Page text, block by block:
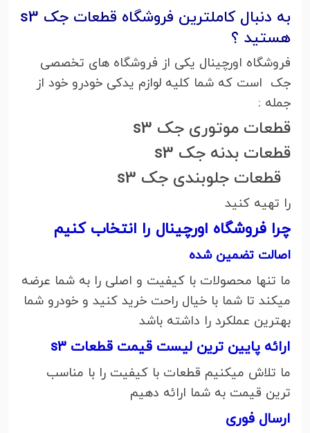
به دنبال کاملترین فروشگاه قطعات جک s3
هستید ؟
فروشگاه اورچینال یکی از فروشگاه های تخصصی
جک است که شما کلیه لوازم یدکی خودرو خود از
جمله :
قطعات موتوری جک s3
قطعات بدنه جک s3
قطعات جلوبندی جک s3
را تهیه کنید
چرا فروشگاه اورچینال را انتخاب کنیم
اصالت تضمین شده
ما تنها محصولات با کیفیت و اصلی را به شما عرضه
میکند تا شما با خیال راحت خرید کنید و خودرو شما
بهترین عملکرد را داشته باشد
ارائه پایین ترین لیست قیمت قطعات s3
ما تلاش میکنیم قطعات با کیفیت را با مناسب
ترین قیمت به شما ارائه دهیم
ارسال فوری